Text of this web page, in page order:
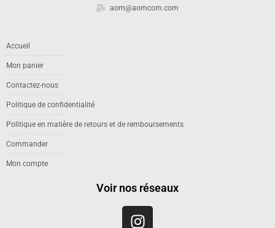
aom@aomcom.com
Accueil
Mon panier
Contactez-nous
Politique de confidentialité
Politique en matière de retours et de remboursements
Commander
Mon compte
Voir nos réseaux